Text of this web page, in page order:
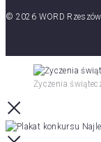
© 2026 WORD
Życzenia